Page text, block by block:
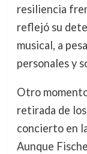
resiliencia
reflejó su
musical, a
personales y
Otro
retirada de
concierto en
Aunque